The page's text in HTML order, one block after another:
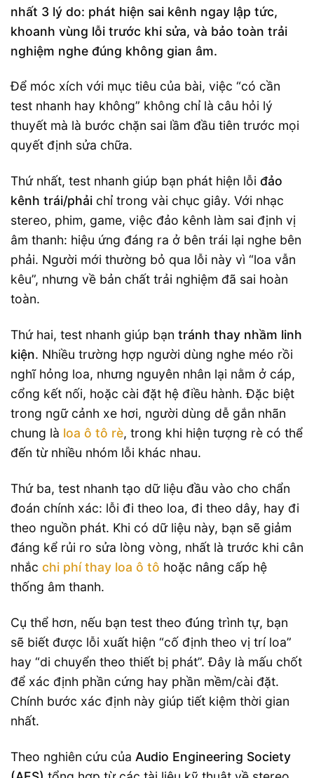
nhất 3 lý do: phát hiện sai kênh ngay lập tức,
khoanh vùng lỗi trước khi sửa, và bảo toàn trải
nghiệm nghe đúng không gian âm.
Để móc xích với mục tiêu của bài, việc “có cần
test nhanh hay không” không chỉ là câu hỏi lý
thuyết mà là bước chặn sai lầm đầu tiên trước mọi
quyết định sửa chữa.
Thứ nhất, test nhanh giúp bạn phát hiện lỗi đảo
kênh trái/phải chỉ trong vài chục giây. Với nhạc
stereo, phim, game, việc đảo kênh làm sai định vị
âm thanh: hiệu ứng đáng ra ở bên trái lại nghe bên
phải. Người mới thường bỏ qua lỗi này vì “loa vẫn
kêu”, nhưng về bản chất trải nghiệm đã sai hoàn
toàn.
Thứ hai, test nhanh giúp bạn tránh thay nhầm linh
kiện. Nhiều trường hợp người dùng nghe méo rồi
nghĩ hỏng loa, nhưng nguyên nhân lại nằm ở cáp,
cổng kết nối, hoặc cài đặt hệ điều hành. Đặc biệt
trong ngữ cảnh xe hơi, người dùng dễ gắn nhãn
chung là loa ô tô rè, trong khi hiện tượng rè có thể
đến từ nhiều nhóm lỗi khác nhau.
Thứ ba, test nhanh tạo dữ liệu đầu vào cho chẩn
đoán chính xác: lỗi đi theo loa, đi theo dây, hay đi
theo nguồn phát. Khi có dữ liệu này, bạn sẽ giảm
đáng kể rủi ro sửa lòng vòng, nhất là trước khi cân
nhắc chi phí thay loa ô tô hoặc nâng cấp hệ
thống âm thanh.
Cụ thể hơn, nếu bạn test theo đúng trình tự, bạn
sẽ biết được lỗi xuất hiện “cố định theo vị trí loa”
hay “di chuyển theo thiết bị phát”. Đây là mấu chốt
để xác định phần cứng hay phần mềm/cài đặt.
Chính bước xác định này giúp tiết kiệm thời gian
nhất.
Theo nghiên cứu của Audio Engineering Society